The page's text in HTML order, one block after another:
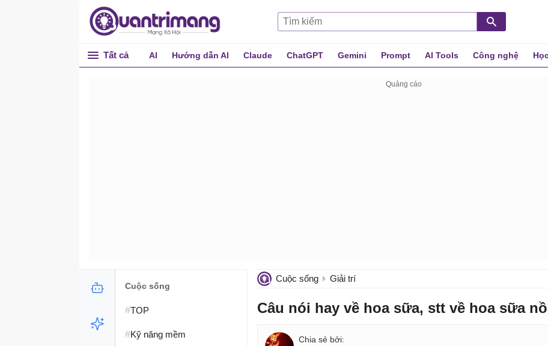
Tất cả AI Hướng dẫn AI Claude ChatGPT Gemini Prompt AI Tools Công nghệ
Cuộc sống Giải trí
Câu nói hay về hoa sữa, stt về hoa sữa
Cuộc sống
#TOP
#Kỹ năng mềm